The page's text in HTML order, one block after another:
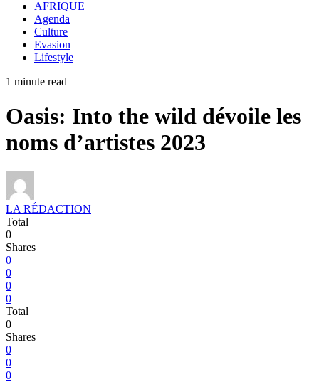
AFRIQUE
Agenda
Culture
Evasion
Lifestyle
1 minute read
Oasis: Into the wild dévoile les
noms d’artistes 2023
LA RÉDACTION
Total
0
Shares
0
0
0
0
Total
0
Shares
0
0
0